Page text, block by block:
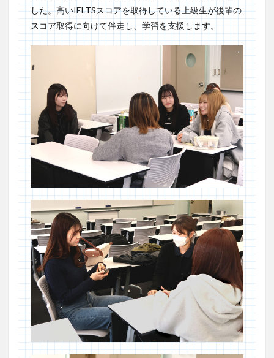
した。高いIELTSスコアを取得している上級生が後輩の
スコア取得に向けて伴走し、学習を支援します。